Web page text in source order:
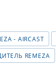
- AIRCAST
REMEZA